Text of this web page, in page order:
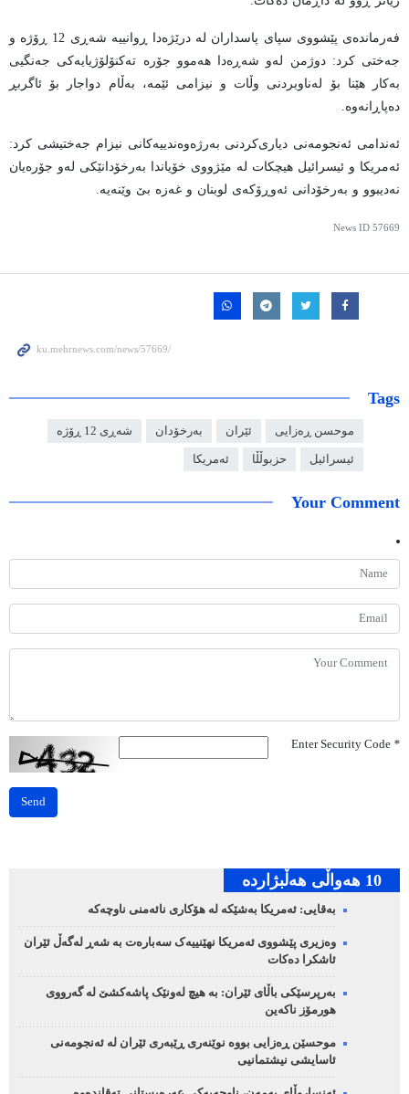
فەرماندەی پێشووی سپای پاسداران لە درێژەدا ڕوانییە شەڕی 12 ڕۆژە و
جەختی کرد: دوژمن لەو شەڕەدا هەموو جۆرە تەکنۆلۆژیایەکی جەنگیی
بەکار هێنا بۆ لەناوبردنی وڵات و نیزامی ئێمە، بەڵام دواجار بۆ ئاگربڕ
دەپاڕانەوە.
ئەندامی ئەنجومەنی دیاری‌کردنی بەرژەوەندییەکانی نیزام جەختیشی کرد:
ئەمریکا و ئیسرائیل هیچکات لە مێژووی خۆیاندا بەرخۆدانێکی لەو جۆرەیان
نەدیبوو و بەرخۆدانی ئەوڕۆکەی لوبنان و غەزە بێ وێنەیە.
News ID 57669
Tags
موحسن ڕەزایی ئێران بەرخۆدان شەڕی 12 ڕۆژە
ئیسرائیل حزبوڵڵا ئەمریکا
Your Comment
*
Send
10 هه‌واڵی هه‌ڵبژارده‌
بەقایی: ئەمریکا بەشێکە لە هۆکاری نائەمنی ناوچەکە
وەزیری پێشووی ئەمریکا نهێنییەک سەبارەت بە شەڕ لەگەڵ ئێران
ئاشکرا دەکات
بەرپرسێکی باڵای ئێران: بە هیچ لەونێک پاشەکشێ لە گەرووی
هورمۆز ناکەین
موحسێن ڕەزایی بووە نوێنەری ڕێبەری ئێران لە ئەنجومەنی
ئاسایشی نیشتمانیی